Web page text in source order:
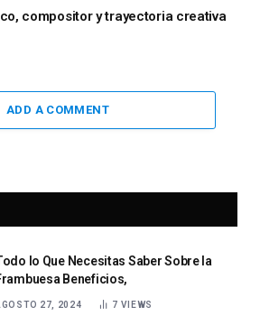
compositor y trayectoria creativa
ADD A COMMENT
lo Que Necesitas Saber Sobre la
Beneficios,
27, 2024 7 VIEWS